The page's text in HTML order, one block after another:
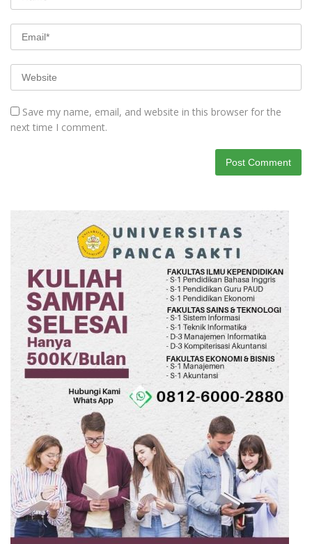
Save my name, email, and website in this browser for the
next time I comment.